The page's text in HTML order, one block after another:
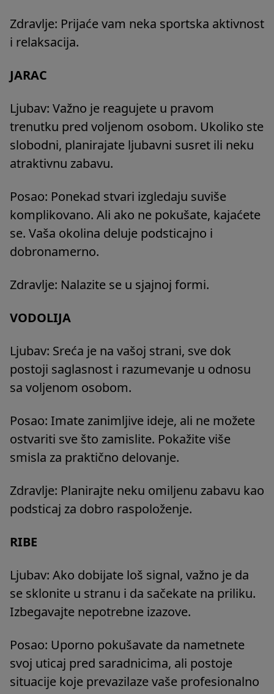
Zdravlje: Prijaće vam neka sportska aktivnost
i relaksacija.
JARAC
Ljubav: Važno je reagujete u pravom
trenutku pred voljenom osobom. Ukoliko ste
slobodni, planirajate ljubavni susret ili neku
atraktivnu zabavu.
Posao: Ponekad stvari izgledaju suviše
komplikovano. Ali ako ne pokušate, kajaćete
se. Vaša okolina deluje podsticajno i
dobronamerno.
Zdravlje: Nalazite se u sjajnoj formi.
VODOLIJA
Ljubav: Sreća je na vašoj strani, sve dok
postoji saglasnost i razumevanje u odnosu
sa voljenom osobom.
Posao: Imate zanimljive ideje, ali ne možete
ostvariti sve što zamislite. Pokažite više
smisla za praktično delovanje.
Zdravlje: Planirajte neku omiljenu zabavu kao
podsticaj za dobro raspoloženje.
RIBE
Ljubav: Ako dobijate loš signal, važno je da
se sklonite u stranu i da sačekate na priliku.
Izbegavajte nepotrebne izazove.
Posao: Uporno pokušavate da nametnete
svoj uticaj pred saradnicima, ali postoje
situacije koje prevazilaze vaše profesionalno